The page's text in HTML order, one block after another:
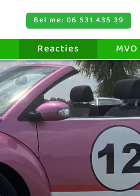
Bel me: 06 531 435 39
Reacties MVO